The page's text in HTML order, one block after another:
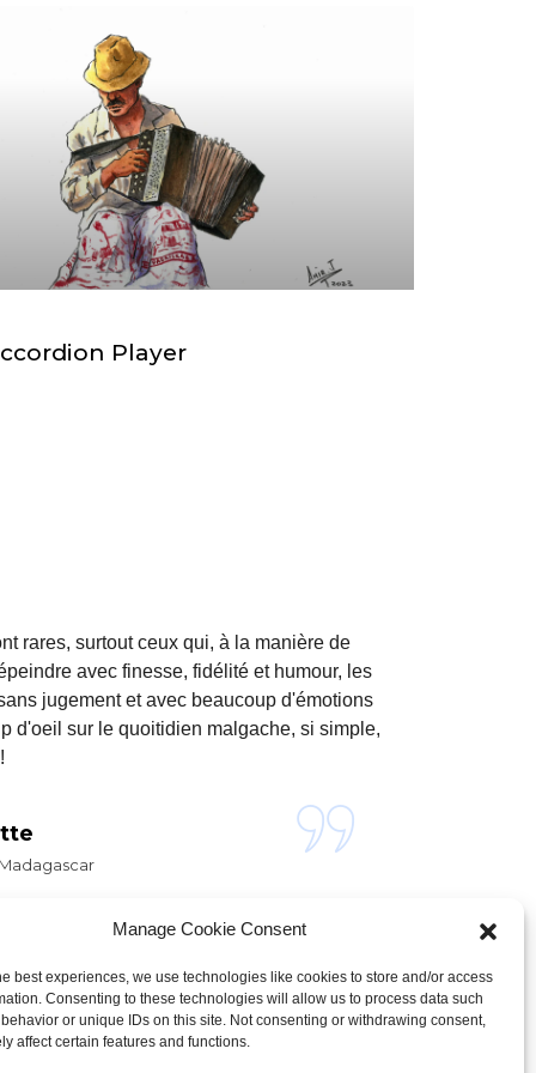
Manage Cookie Consent
best experiences, we use technologies like cookies to store and/or access
Consenting to these technologies will allow us to process data such
or unique IDs on this site. Not consenting or withdrawing consent,
affect certain features and functions.
Player
rares, surtout ceux qui, à la manière de
avec finesse, fidélité et humour, les
jugement et avec beaucoup d'émotions
d'oeil sur le quoitidien malgache, si simple,